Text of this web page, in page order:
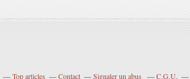
Top articles Contact Signaler un abus C.G.U.